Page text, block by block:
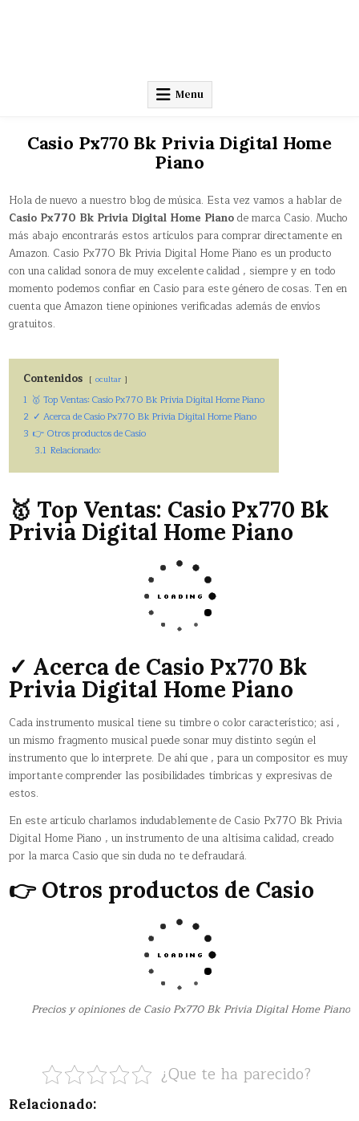
Menu
Casio Px770 Bk Privia Digital Home
Piano
Hola de nuevo a nuestro blog de música. Esta vez vamos a hablar de
Casio Px770 Bk Privia Digital Home Pianode marca Casio. Mucho
más abajo encontrarás estos artículos para comprar directamente en
Amazon. Casio Px770 Bk Privia Digital Home Piano es un producto
con una calidad sonora de muy excelente calidad , siempre y en todo
momento podemos confiar en Casio para este género de cosas. Ten en
cuenta que Amazon tiene opiniones verificadas además de envíos
gratuitos.
Contenidos ocultar
1 🥇 Top Ventas: Casio Px770 Bk Privia Digital Home Piano
2 ✓ Acerca de Casio Px770 Bk Privia Digital Home Piano
3 👉 Otros productos de Casio
3.1 Relacionado:
🥇 Top Ventas: Casio Px770 Bk
Privia Digital Home Piano
✓ Acerca de Casio Px770 Bk
Privia Digital Home Piano
Cada instrumento musical tiene su timbre o color característico; así ,
un mismo fragmento musical puede sonar muy distinto según el
instrumento que lo interprete. De ahí que , para un compositor es muy
importante comprender las posibilidades tímbricas y expresivas de
estos.
En este artículo charlamos indudablemente de Casio Px770 Bk Privia
Digital Home Piano , un instrumento de una altísima calidad, creado
por la marca Casio que sin duda no te defraudará.
👉 Otros productos de Casio
Precios y opiniones de Casio Px770 Bk Privia Digital Home Piano
¿Que te ha parecido?
Relacionado: